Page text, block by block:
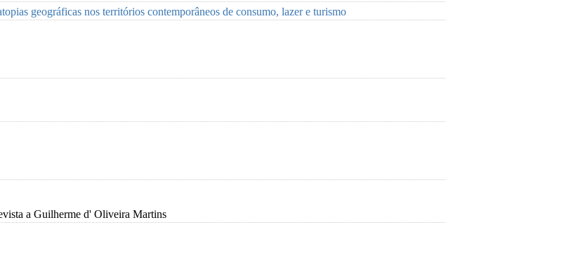
geográficas nos territórios contemporâneos de consumo, lazer e turismo
a Guilherme d' Oliveira Martins